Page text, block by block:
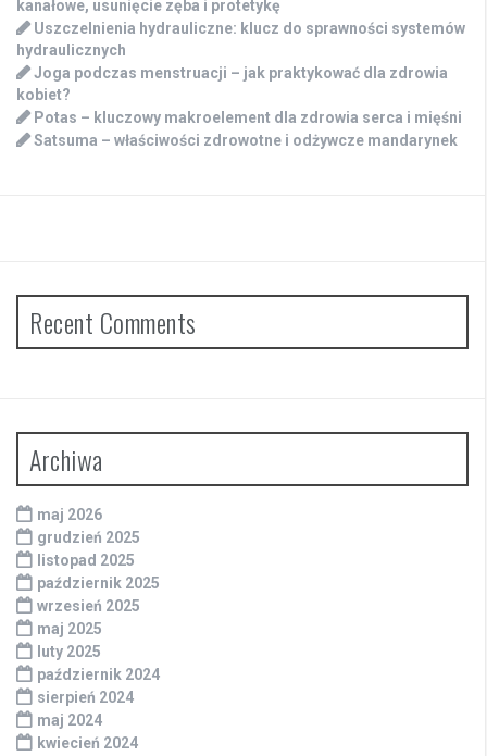
kanałowe, usunięcie zęba i protetykę
Uszczelnienia hydrauliczne: klucz do sprawności systemów
hydraulicznych
Joga podczas menstruacji – jak praktykować dla zdrowia
kobiet?
Potas – kluczowy makroelement dla zdrowia serca i mięśni
Satsuma – właściwości zdrowotne i odżywcze mandarynek
Recent Comments
Archiwa
maj 2026
grudzień 2025
listopad 2025
październik 2025
wrzesień 2025
maj 2025
luty 2025
październik 2024
sierpień 2024
maj 2024
kwiecień 2024